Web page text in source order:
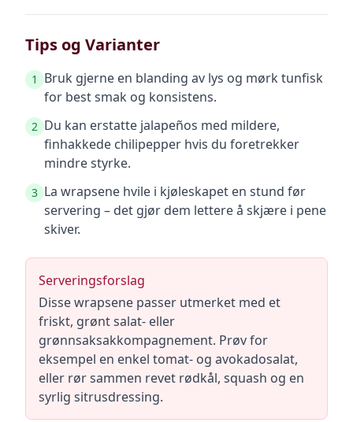
Tips og Varianter
1
Bruk gjerne en blanding av lys og mørk tunfisk
for best smak og konsistens.
2 Du kan erstatte jalapeños med mildere,
finhakkede chilipepper hvis du foretrekker
mindre styrke.
3 La wrapsene hvile i kjøleskapet en stund før
servering – det gjør dem lettere å skjære i pene
skiver.
Serveringsforslag
Disse wrapsene passer utmerket med et
friskt, grønt salat- eller
grønnsaksakkompagnement. Prøv for
eksempel en enkel tomat- og avokadosalat,
eller rør sammen revet rødkål, squash og en
syrlig sitrusdressing.